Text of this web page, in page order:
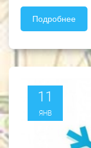
Подробнее
11
ЯНВ